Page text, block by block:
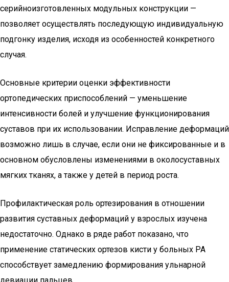
серийноизготовленных модульных конструкции —
позволяет осуществлять последующую индивидуальную
подгонку изделия, исходя из особенностей конкретного
случая.
Основные критерии оценки эффективности
ортопедических приспособлений — уменьшение
интенсивности болей и улучшение функционирования
суставов при их использовании. Исправление деформаций
возможно лишь в случае, если они не фиксированные и в
основном обусловлены изменениями в околосуставных
мягких тканях, а также у детей в период роста.
Профилактическая роль ортезирования в отношении
развития суставных деформаций у взрослых изучена
недостаточно. Однако в ряде работ показано, что
применение статических ортезов кисти у больных РА
способствует замедлению формирования ульнарной